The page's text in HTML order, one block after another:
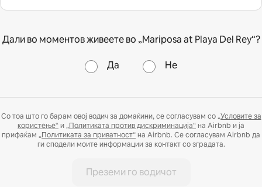
Дали во моментов живеете во „Mariposa at Playa Del Rey“?
Да Не
Со тоа што го барам овој водич за домаќини, се согласувам со„Условите за
користење“и„Политиката против дискриминација“на Airbnb и ја
прифаќам „Политиката за приватност“на Airbnb. Се согласувам Airbnb да
ги сподели моите информации за контакт со зградата.
Преземи го водичот